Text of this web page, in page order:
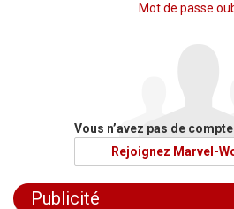
Mot de passe
Vous n’avez pas de compte
Rejoignez Marvel-
Publicité